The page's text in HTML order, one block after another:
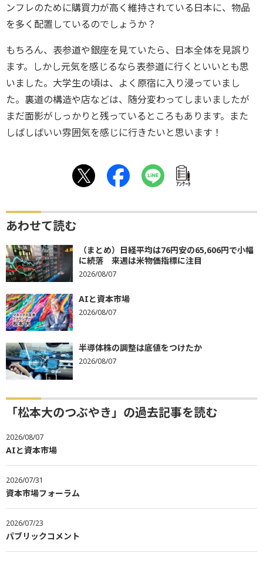
ンフレのために購買力が高く維持されている日本に、物品
を多く配置しているのでしょうか？
もちろん、表参道や銀座を見ていたら、日本全体を見誤り
ます。しかし元気を感じるなら表参道に行くといいとも思
いました。大学生の頃は、よく原宿に入り浸っていまし
た。裏道の構造や店などは、随分変わってしまいましたが
まだ面影がしっかりと残っているところもあります。また
しばしばいい雰囲気を感じに行きたいと思います！
ｱﾝｹｰﾄ
あわせて読む
（まとめ）日経平均は76円安の65,606円で小幅
に続落 来週は米物価指標に注目
2026/08/07
AIと資本市場
2026/08/07
半導体株の調整は底値をつけたか
2026/08/07
「松本大のつぶやき」の過去記事を読む
2026/08/07
AIと資本市場
2026/07/31
資本市場フォーラム
2026/07/23
パブリックコメント